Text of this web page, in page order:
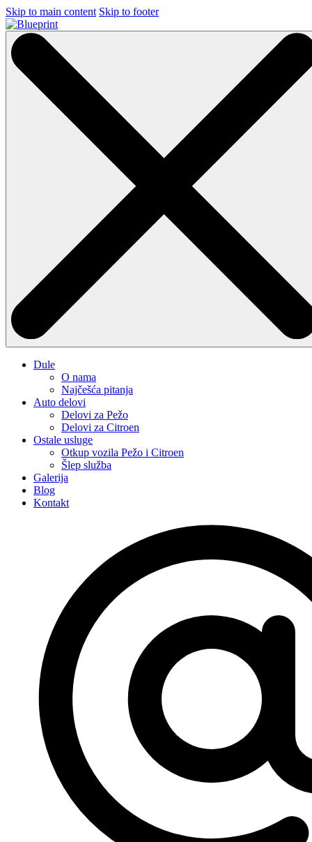
Skip to main content Skip to footer
Dule
O nama
Najčešća pitanja
Auto delovi
Delovi za Pežo
Delovi za Citroen
Ostale usluge
Otkup vozila Pežo i Citroen
Šlep služba
Galerija
Blog
Kontakt